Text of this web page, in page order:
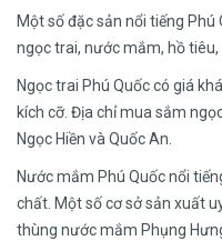
Một số đặc sản nổi tiếng
ngọc trai, nước mắm, hồ tiêu,
Ngọc trai Phú Quốc có giá
kích cỡ. Địa chỉ mua sắm
Ngọc Hiền và Quốc An.
Nước mắm Phú Quốc nổi
chất. Một số cơ sở sản xuất
thùng nước mắm Phụng